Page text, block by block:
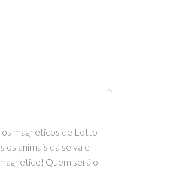
magnéticos de Lotto
os animais da selva e
Quem será o